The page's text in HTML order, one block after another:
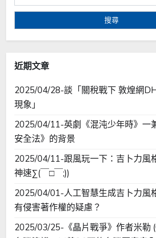
尋
近期文章
2025/04/28-談「關稅戰下 敦煌網
現象」
2025/04/11-英劇《混沌少年時》一
安全法》的背景
2025/04/11-跟風玩一下：吉卜力風
神速∑(￣□￣;))
2025/04/01-人工智慧生成吉卜力風
有侵害著作權的疑慮？
2025/03/25-《晶片戰爭》作者米勒